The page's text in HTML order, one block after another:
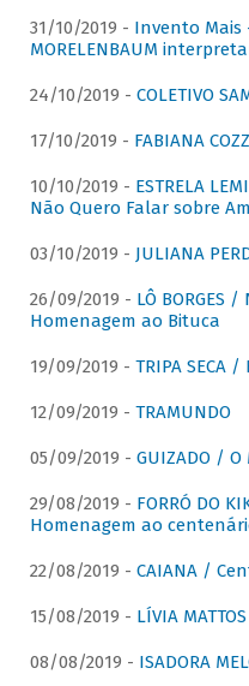
31/10/2019 - Invento Mais
MORELENBAUM
24/10/2019 - COLETIVO
17/10/2019 - FABIANA
10/10/2019 - ESTRELA
Não Quero Falar sobre
03/10/2019 - JULIANA
26/09/2019 - LÔ BORGES
Homenagem ao Bituca
19/09/2019 - TRIPA SECA
12/09/2019 - TRAMUNDO
05/09/2019 - GUIZADO /
29/08/2019 - FORRÓ DO
Homenagem ao
22/08/2019 - CAIANA /
15/08/2019 - LÍVIA
08/08/2019 - ISADORA